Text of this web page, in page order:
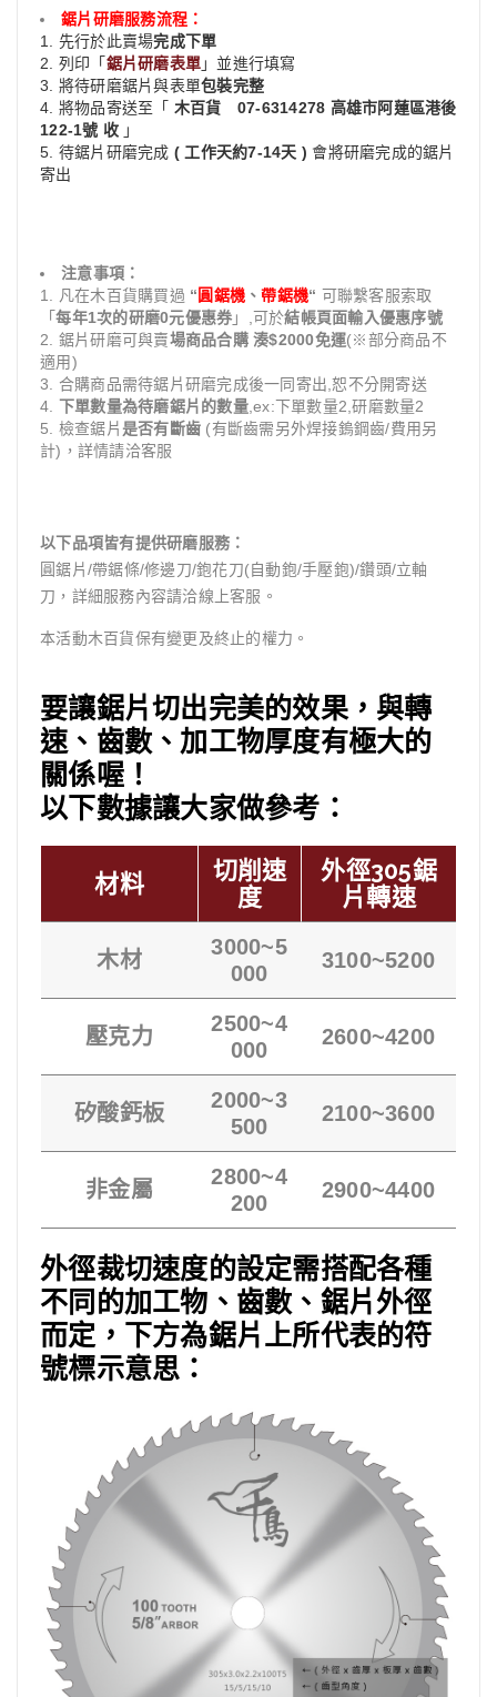
鋸片研磨服務流程：
1. 先行於此賣場完成下單
2. 列印「 鋸片研磨表單」並進行填寫
3. 將待研磨鋸片與表單包裝完整
4. 將物品寄送至「 木百貨 07-6314278 高雄市阿蓮區港後
122-1號 收 」
5. 待鋸片研磨完成 ( 工作天約7-14天 ) 會將研磨完成的鋸片
寄出
注意事項：
1. 凡在木百貨購買過 “ 圓鋸機 、帶鋸機“ 可聯繫客服索取
「每年1次的研磨0元優惠券 」,可於結帳頁面輸入優惠序號
2. 鋸片研磨可與賣場商品合購 湊$2000免運(※部分商品不
適用)
3. 合購商品需待鋸片研磨完成後一同寄出,恕不分開寄送
4. 下單數量為待磨鋸片的數量,ex:下單數量2,研磨數量2
5. 檢查鋸片 是否有斷齒 (有斷齒需另外焊接鎢鋼齒/費用另
計)，詳情請洽客服
以下品項皆有提供研磨服務：
圓鋸片/帶鋸條/修邊刀/鉋花刀(自動鉋/手壓鉋)/鑽頭/立軸
刀，詳細服務內容請洽線上客服。
本活動木百貨保有變更及終止的權力。
要讓鋸片切出完美的效果，與轉
速、齒數、加工物厚度有極大的
關係喔！
以下數據讓大家做參考：
材料
切削速
度
外徑305鋸
片轉速
木材
3000~5
000
3100~5200
壓克力
2500~4
000
2600~4200
矽酸鈣板
2000~3
500
2100~3600
非金屬
2800~4
200
2900~4400
外徑裁切速度的設定需搭配各種
不同的加工物、齒數、鋸片外徑
而定，下方為鋸片上所代表的符
號標示意思：